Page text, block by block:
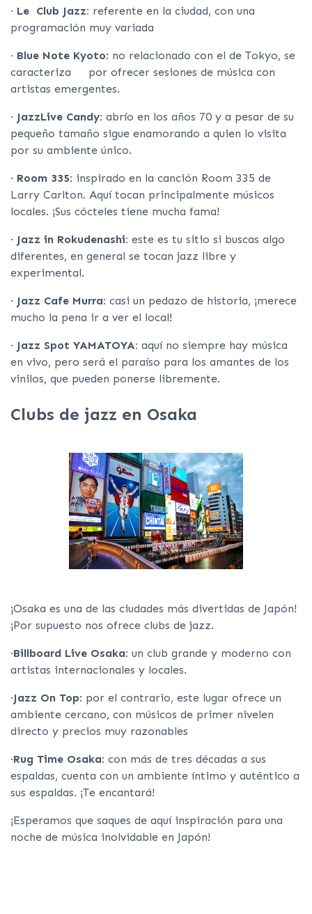
· Le Club Jazz: referente en la ciudad, con una
programación muy variada
· Blue Note Kyoto: no relacionado con el de Tokyo, se
caracteriza por ofrecer sesiones de música con
artistas emergentes.
· JazzLive Candy: abrío en los años 70 y a pesar de su
pequeño tamaño sigue enamorando a quien lo visita
por su ambiente único.
· Room 335: inspirado en la canción Room 335 de
Larry Carlton. Aquí tocan principalmente músicos
locales. ¡Sus cócteles tiene mucha fama!
· Jazz in Rokudenashi: este es tu sitio si buscas algo
diferentes, en general se tocan jazz libre y
experimental.
· Jazz Cafe Murra: casi un pedazo de historia, ¡merece
mucho la pena ir a ver el local!
· Jazz Spot YAMATOYA: aquí no siempre hay música
en vivo, pero será el paraíso para los amantes de los
vinilos, que pueden ponerse libremente.
Clubs de jazz en Osaka
¡Osaka es una de las ciudades más divertidas de Japón!
¡Por supuesto nos ofrece clubs de jazz.
·Billboard Live Osaka: un club grande y moderno con
artistas internacionales y locales.
·Jazz On Top: por el contrario, este lugar ofrece un
ambiente cercano, con músicos de primer nivelen
directo y precios muy razonables
·Rug Time Osaka: con más de tres décadas a sus
espaldas, cuenta con un ambiente íntimo y auténtico a
sus espaldas. ¡Te encantará!
¡Esperamos que saques de aquí inspiración para una
noche de música inolvidable en Japón!